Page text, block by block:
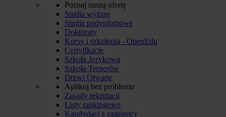
Poznaj naszą ofertę
Studia wyższe
Studia podyplomowe
Doktoraty
Kursy i szkolenia - OpenEdu
Certyfikacje
Szkoła Językowa
Szkoła Trenerów
Drzwi Otwarte
Aplikuj bez problemu
Zasady rekrutacji
Listy rankingowe
Kandydaci z zagranicy